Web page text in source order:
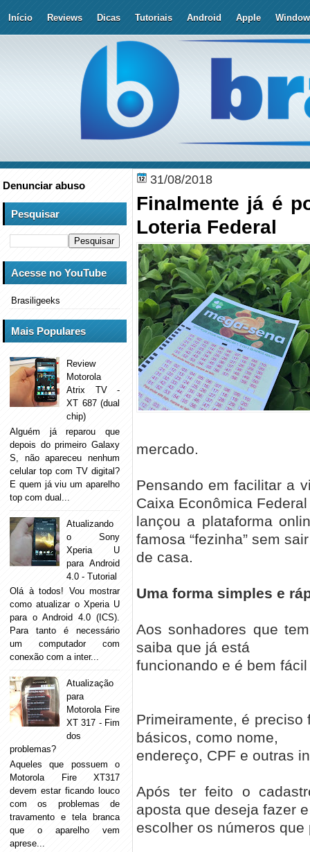
Início Reviews Dicas Tutoriais Android Apple
31/08/2018
Finalmente já é
Loteria Federal
mercado.
Pensando em facilitar a
Caixa Econômica Federal
lançou a plataforma
famosa “fezinha” sem sair
de casa.
Uma forma simples e
Aos sonhadores que
saiba que já está
funcionando e é bem
Primeiramente, é
básicos, como nome,
endereço, CPF e outras
Após ter feito o
aposta que deseja fazer e
escolher os números
Denunciar abuso
Pesquisar
Acesse no YouTube
Brasiligeeks
Mais Populares
Review
Motorola
Atrix TV -
XT 687 (dual
chip)
Alguém já reparou que
depois do primeiro Galaxy
S, não apareceu nenhum
celular top com TV digital?
E quem já viu um aparelho
top com dual...
Atualizando
o Sony
Xperia U
para Android
4.0 - Tutorial
Olá à todos! Vou mostrar
como atualizar o Xperia U
para o Android 4.0 (ICS).
Para tanto é necessário
um computador com
conexão com a inter...
Atualização
para
Motorola Fire
XT 317 - Fim
dos
problemas?
Aqueles que possuem o
Motorola Fire XT317
devem estar ficando louco
com os problemas de
travamento e tela branca
que o aparelho vem
aprese...